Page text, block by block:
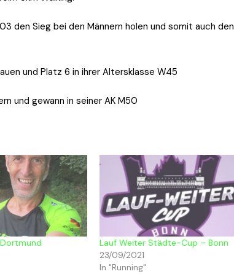
den Sieg bei den Männern holen und somit auch den
und Platz 6 in ihrer Altersklasse W45
und gewann in seiner AK M50
Lauf Weiter Städte-Cup – Bonn
23/09/2021
In "Running"